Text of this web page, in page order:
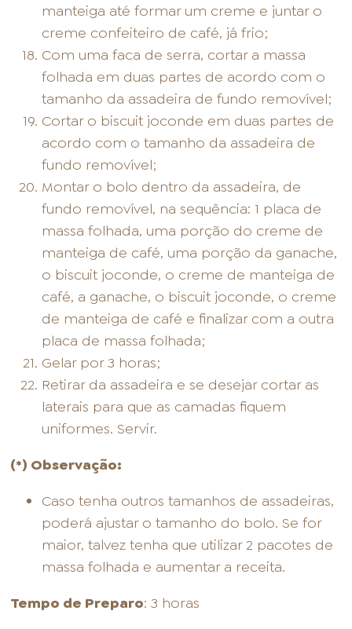
manteiga até formar um creme e juntar o
creme confeiteiro de café, já frio;
Com uma faca de serra, cortar a massa
folhada em duas partes de acordo com o
tamanho da assadeira de fundo removível;
Cortar o biscuit joconde em duas partes de
acordo com o tamanho da assadeira de
fundo removível;
Montar o bolo dentro da assadeira, de
fundo removível, na sequência: 1 placa de
massa folhada, uma porção do creme de
manteiga de café, uma porção da ganache,
o biscuit joconde, o creme de manteiga de
café, a ganache, o biscuit joconde, o creme
de manteiga de café e finalizar com a outra
placa de massa folhada;
Gelar por 3 horas;
Retirar da assadeira e se desejar cortar as
laterais para que as camadas fiquem
uniformes. Servir.
(*) Observação:
Caso tenha outros tamanhos de assadeiras,
poderá ajustar o tamanho do bolo. Se for
maior, talvez tenha que utilizar 2 pacotes de
massa folhada e aumentar a receita.
Tempo de Preparo: 3 horas